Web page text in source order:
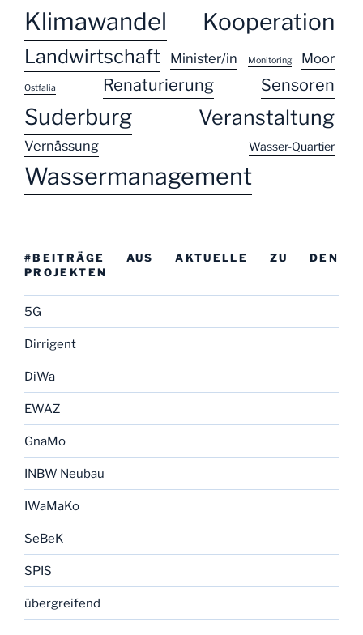
Klimawandel Kooperation
Landwirtschaft Minister/in Monitoring Moor
Ostfalia Renaturierung Sensoren
Suderburg Veranstaltung
Vernässung Wasser-Quartier
Wassermanagement
#BEITRÄGE AUS AKTUELLE ZU DEN
PROJEKTEN
5G
Dirrigent
DiWa
EWAZ
GnaMo
INBW Neubau
IWaMaKo
SeBeK
SPIS
übergreifend